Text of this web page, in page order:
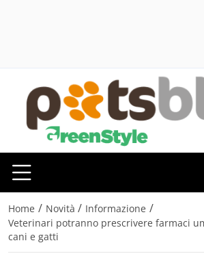
Home / Novità / Informazione /
Veterinari potranno prescrivere farmaci
cani e gatti